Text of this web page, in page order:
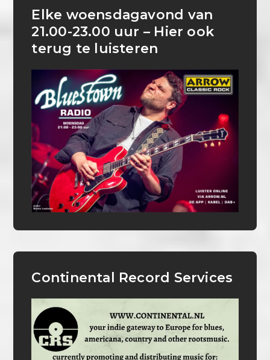
Elke woensdagavond van
21.00-23.00 uur – Hier ook
terug te luisteren
Continental Record Services